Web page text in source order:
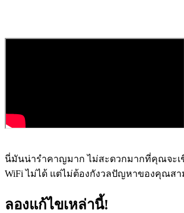
นี่มันน่ารำคาญมาก ไม่สะดวกมากที่คุณจะ
WiFi ไม่ได้ แต่ไม่ต้องกังวลปัญหาของคุณสา
ลองแก้ไขเหล่านี้!